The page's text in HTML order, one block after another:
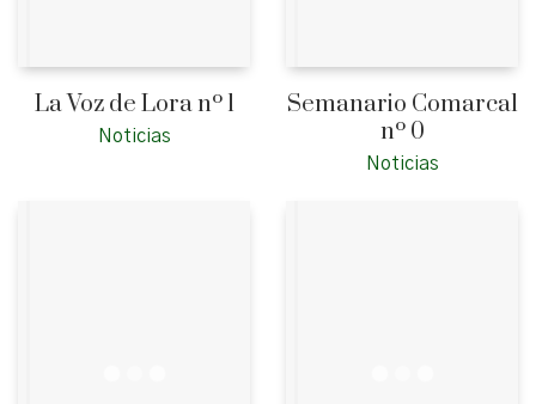
La Voz de Lora nº 1
Noticias
Semanario Comarcal
nº 0
Noticias